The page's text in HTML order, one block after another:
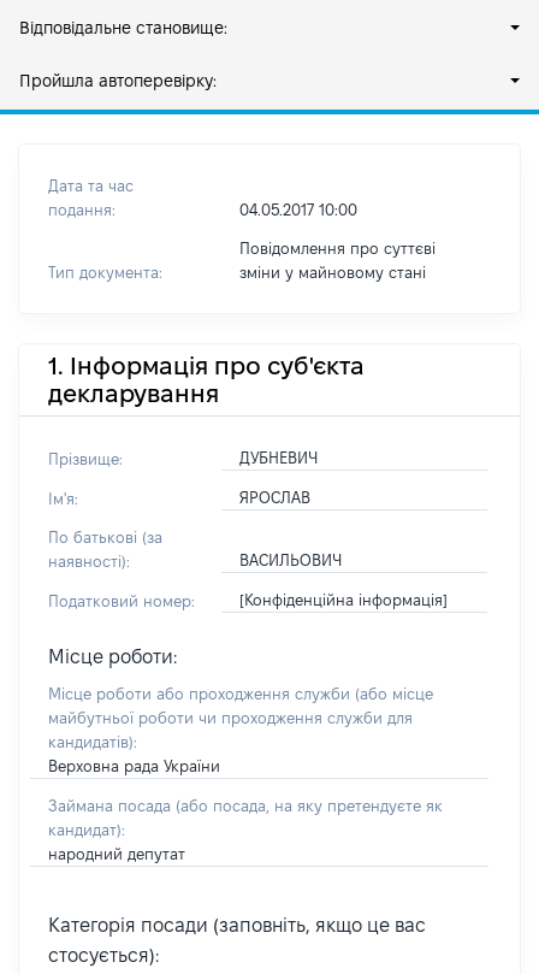
Відповідальне становище:
Пройшла автоперевірку:
Дата та час
подання:
04.05.2017 10:00
Тип документа:
Повідомлення про суттєві
зміни y майновому стані
1. Інформація про суб'єкта
декларування
Прізвище: ДУБНЕВИЧ
Ім'я: ЯРОСЛАВ
По батькові (за
наявності):
ВАСИЛЬОВИЧ
Податковий номер: [Конфіденційна інформація]
Місце роботи:
Місце роботи або проходження служби (або місце
майбутньої роботи чи проходження служби для
кандидатів):
Верховна рада України
Займана посада (або посада, на яку претендуєте як
кандидат):
народний депутат
Категорія посади (заповніть, якщо це вас
стосується):